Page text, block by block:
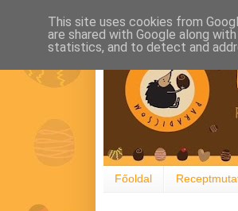
Főoldal
This site uses cookies from
are shared with Google along
statistics, and to detect and